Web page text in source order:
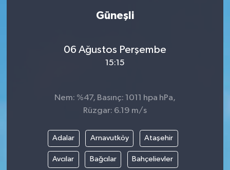
Güneşli
06 Ağustos Perşembe
15:15
Nem: %47, Basınç: 1011 hpa hPa,
Rüzgar: 6.19 m/s
Adalar Arnavutköy Ataşehir
Avcılar Bağcılar Bahçelievler